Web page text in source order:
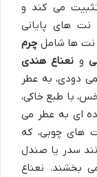
می کند و
نت های پایانی
چرم
و نعناع هندی
دودی، به عطر
با طبع خاکی،
ای به عطر می
های چوبی، که
سدر یا صندل
بخشند. نعناع